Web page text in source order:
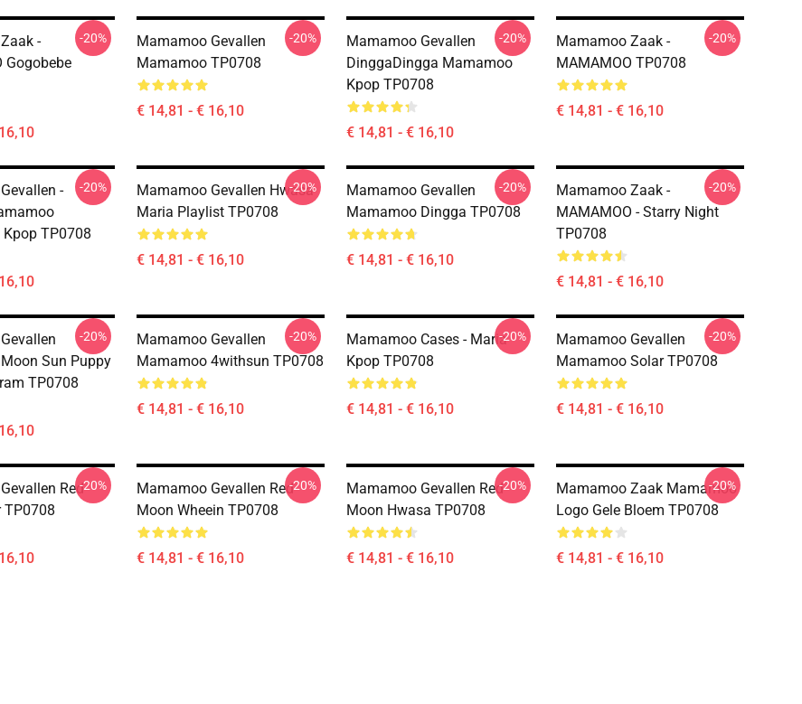
-
Gogobebe
-20%
Mamamoo Gevallen
Mamamoo TP0708
€ 14,81 - € 16,10
-20%
Mamamoo Gevallen
DinggaDingga Mamamoo
Kpop TP0708
€ 14,81 - € 16,10
-20%
Mamamoo Zaak -
MAMAMOO TP0708
€ 14,81 - € 16,10
-20%
-
TP0708
-20%
Mamamoo Gevallen Hwasa
Maria Playlist TP0708
€ 14,81 - € 16,10
-20%
Mamamoo Gevallen
Mamamoo Dingga TP0708
€ 14,81 - € 16,10
-20%
Mamamoo Zaak -
MAMAMOO - Starry Night
TP0708
€ 14,81 - € 16,10
-20%
Sun Puppy
TP0708
-20%
Mamamoo Gevallen
Mamamoo 4withsun TP0708
€ 14,81 - € 16,10
-20%
Mamamoo Cases - Maria
Kpop TP0708
€ 14,81 - € 16,10
-20%
Mamamoo Gevallen
Mamamoo Solar TP0708
€ 14,81 - € 16,10
-20%
Red
TP0708
-20%
Mamamoo Gevallen Red
Moon Wheein TP0708
€ 14,81 - € 16,10
-20%
Mamamoo Gevallen Red
Moon Hwasa TP0708
€ 14,81 - € 16,10
-20%
Mamamoo Zaak Mamamoo
Logo Gele Bloem TP0708
€ 14,81 - € 16,10
-20%